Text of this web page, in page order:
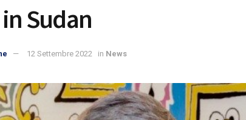
Sudan
12 Settembre 2022 in News